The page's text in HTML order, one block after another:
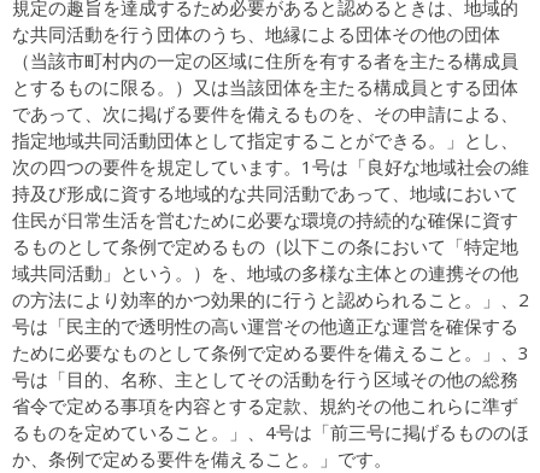
規定の趣旨を達成するため必要があると認めるときは、地域的
な共同活動を行う団体のうち、地縁による団体その他の団体
（当該市町村内の一定の区域に住所を有する者を主たる構成員
とするものに限る。）又は当該団体を主たる構成員とする団体
であって、次に掲げる要件を備えるものを、その申請による、
指定地域共同活動団体として指定することができる。」とし、
次の四つの要件を規定しています。1号は「良好な地域社会の維
持及び形成に資する地域的な共同活動であって、地域において
住民が日常生活を営むために必要な環境の持続的な確保に資す
るものとして条例で定めるもの（以下この条において「特定地
域共同活動」という。）を、地域の多様な主体との連携その他
の方法により効率的かつ効果的に行うと認められること。」、2
号は「民主的で透明性の高い運営その他適正な運営を確保する
ために必要なものとして条例で定める要件を備えること。」、3
号は「目的、名称、主としてその活動を行う区域その他の総務
省令で定める事項を内容とする定款、規約その他これらに準ず
るものを定めていること。」、4号は「前三号に掲げるもののほ
か、条例で定める要件を備えること。」です。